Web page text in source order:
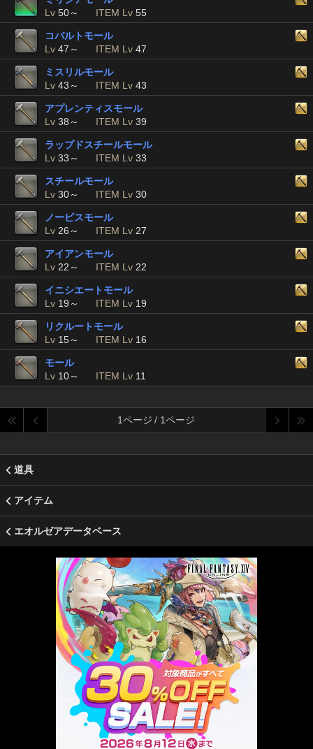
Lv 50～ ITEM Lv 55
コバルトモール
Lv 47～ ITEM Lv 47
ミスリルモール
Lv 43～ ITEM Lv 43
アプレンティスモール
Lv 38～ ITEM Lv 39
ラップドスチールモール
Lv 33～ ITEM Lv 33
スチールモール
Lv 30～ ITEM Lv 30
ノービスモール
Lv 26～ ITEM Lv 27
アイアンモール
Lv 22～ ITEM Lv 22
イニシエートモール
Lv 19～ ITEM Lv 19
リクルートモール
Lv 15～ ITEM Lv 16
モール
Lv 10～ ITEM Lv 11
1ページ / 1ページ
道具
アイテム
エオルゼアデータベース